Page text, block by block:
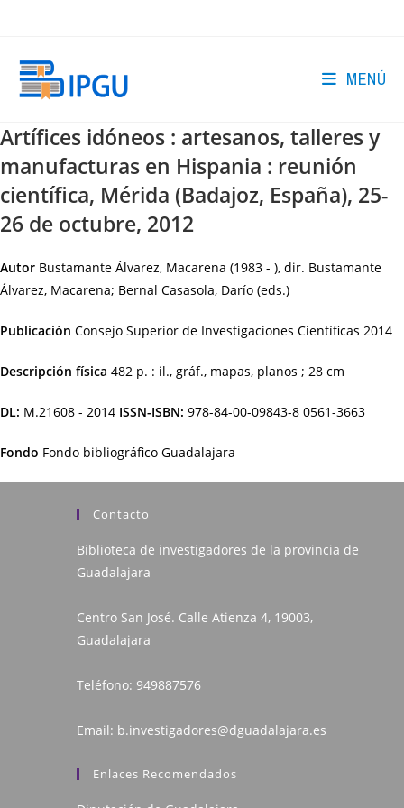
MENÚ
Artífices idóneos : artesanos, talleres y
manufacturas en Hispania : reunión
científica, Mérida (Badajoz, España), 25-
26 de octubre, 2012
Autor Bustamante Álvarez, Macarena (1983 - ), dir. Bustamante
Álvarez, Macarena; Bernal Casasola, Darío (eds.)
Publicación Consejo Superior de Investigaciones Científicas 2014
Descripción física 482 p. : il., gráf., mapas, planos ; 28 cm
DL: M.21608 - 2014 ISSN-ISBN: 978-84-00-09843-8 0561-3663
Fondo Fondo bibliográfico Guadalajara
Contacto
Biblioteca de investigadores de la provincia de
Guadalajara
Centro San José. Calle Atienza 4, 19003,
Guadalajara
Teléfono: 949887576
Email: b.investigadores@dguadalajara.es
Enlaces Recomendados